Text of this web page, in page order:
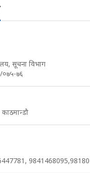
सूचना विभाग
०७५-७६